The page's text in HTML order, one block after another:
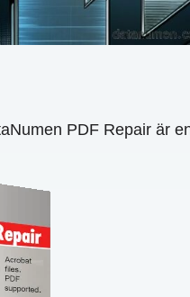
PDF Repair är